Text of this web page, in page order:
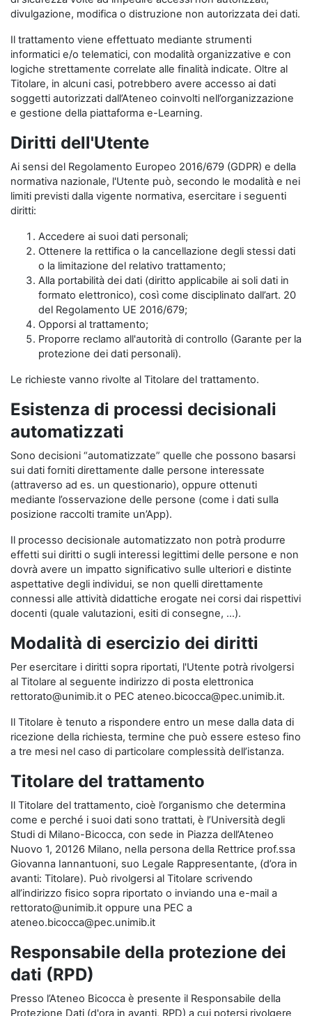
divulgazione, modifica o distruzione non autorizzata dei dati.
Il trattamento viene effettuato mediante strumenti
informatici e/o telematici, con modalità organizzative e con
logiche strettamente correlate alle finalità indicate. Oltre al
Titolare, in alcuni casi, potrebbero avere accesso ai dati
soggetti autorizzati dall’Ateneo coinvolti nell’organizzazione
e gestione della piattaforma e-Learning.
Diritti dell'Utente
Ai sensi del Regolamento Europeo 2016/679 (GDPR) e della
normativa nazionale, l'Utente può, secondo le modalità e nei
limiti previsti dalla vigente normativa, esercitare i seguenti
diritti:
Accedere ai suoi dati personali;
Ottenere la rettifica o la cancellazione degli stessi dati
o la limitazione del relativo trattamento;
Alla portabilità dei dati (diritto applicabile ai soli dati in
formato elettronico), così come disciplinato dall’art. 20
del Regolamento UE 2016/679;
Opporsi al trattamento;
Proporre reclamo all'autorità di controllo (Garante per la
protezione dei dati personali).
Le richieste vanno rivolte al Titolare del trattamento.
Esistenza di processi decisionali
automatizzati
Sono decisioni “automatizzate” quelle che possono basarsi
sui dati forniti direttamente dalle persone interessate
(attraverso ad es. un questionario), oppure ottenuti
mediante l’osservazione delle persone (come i dati sulla
posizione raccolti tramite un’App).
Il processo decisionale automatizzato non potrà produrre
effetti sui diritti o sugli interessi legittimi delle persone e non
dovrà avere un impatto significativo sulle ulteriori e distinte
aspettative degli individui, se non quelli direttamente
connessi alle attività didattiche erogate nei corsi dai rispettivi
docenti (quale valutazioni, esiti di consegne, …).
Modalità di esercizio dei diritti
Per esercitare i diritti sopra riportati, l'Utente potrà rivolgersi
al Titolare al seguente indirizzo di posta elettronica
rettorato@unimib.it o PEC ateneo.bicocca@pec.unimib.it.
Il Titolare è tenuto a rispondere entro un mese dalla data di
ricezione della richiesta, termine che può essere esteso fino
a tre mesi nel caso di particolare complessità dell’istanza.
Titolare del trattamento
Il Titolare del trattamento, cioè l’organismo che determina
come e perché i suoi dati sono trattati, è l’Università degli
Studi di Milano-Bicocca, con sede in Piazza dell’Ateneo
Nuovo 1, 20126 Milano, nella persona della Rettrice prof.ssa
Giovanna Iannantuoni, suo Legale Rappresentante, (d’ora in
avanti: Titolare). Può rivolgersi al Titolare scrivendo
all’indirizzo fisico sopra riportato o inviando una e-mail a
rettorato@unimib.it oppure una PEC a
ateneo.bicocca@pec.unimib.it
Responsabile della protezione dei
dati (RPD)
Presso l’Ateneo Bicocca è presente il Responsabile della
Protezione Dati (d'ora in avanti, RPD) a cui potersi rivolgere